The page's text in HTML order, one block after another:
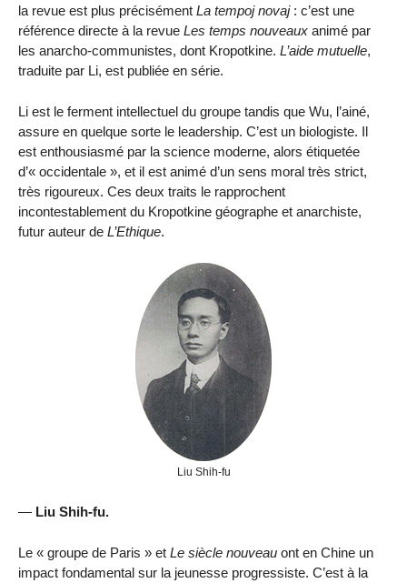
la revue est plus précisément La tempoj novaj: c’est une
référence directe à la revue Les temps nouveaux animé par
les anarcho-communistes, dont Kropotkine. L’aide mutuelle,
traduite par Li, est publiée en série.
Li est le ferment intellectuel du groupe tandis que Wu, l’ainé,
assure en quelque sorte le leadership. C’est un biologiste. Il
est enthousiasmé par la science moderne, alors étiquetée
d’« occidentale », et il est animé d’un sens moral très strict,
très rigoureux. Ces deux traits le rapprochent
incontestablement du Kropotkine géographe et anarchiste,
futur auteur de L’Ethique.
Liu Shih-fu
— Liu Shih-fu.
Le « groupe de Paris » et Le siècle nouveau ont en Chine un
impact fondamental sur la jeunesse progressiste. C’est à la